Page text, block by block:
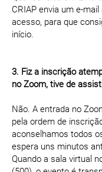
CRIAP envia um e-
acesso, para que
início.
3. Fiz a inscrição
no Zoom, tive de
Não. A entrada no
pela ordem de
aconselhamos todos
espera uns minutos
Quando a sala virtual